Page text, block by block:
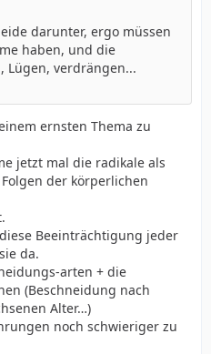
darunter, ergo müssen
haben, und die
Lügen, verdrängen...
ernsten Thema zu
jetzt mal die radikale als
der körperlichen
Beeinträchtigung jeder
da.
arten + die
(Beschneidung nach
Alter…)
noch schwieriger zu